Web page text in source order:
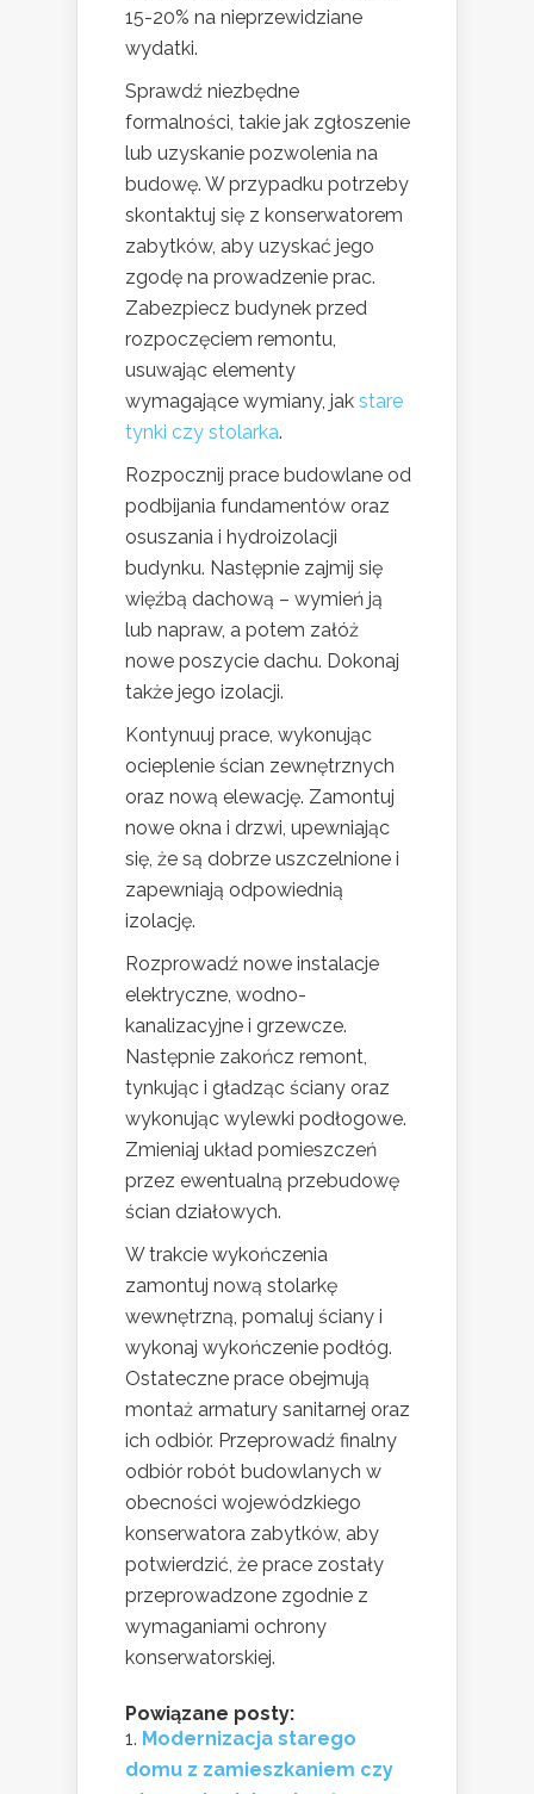
15-20% na nieprzewidziane
wydatki.
Sprawdź niezbędne
formalności, takie jak zgłoszenie
lub uzyskanie pozwolenia na
budowę. W przypadku potrzeby
skontaktuj się z konserwatorem
zabytków, aby uzyskać jego
zgodę na prowadzenie prac.
Zabezpiecz budynek przed
rozpoczęciem remontu,
usuwając elementy
wymagające wymiany, jak stare
tynki czy stolarka.
Rozpocznij prace budowlane od
podbijania fundamentów oraz
osuszania i hydroizolacji
budynku. Następnie zajmij się
więźbą dachową – wymień ją
lub napraw, a potem załóż
nowe poszycie dachu. Dokonaj
także jego izolacji.
Kontynuuj prace, wykonując
ocieplenie ścian zewnętrznych
oraz nową elewację. Zamontuj
nowe okna i drzwi, upewniając
się, że są dobrze uszczelnione i
zapewniają odpowiednią
izolację.
Rozprowadź nowe instalacje
elektryczne, wodno-
kanalizacyjne i grzewcze.
Następnie zakończ remont,
tynkując i gładząc ściany oraz
wykonując wylewki podłogowe.
Zmieniaj układ pomieszczeń
przez ewentualną przebudowę
ścian działowych.
W trakcie wykończenia
zamontuj nową stolarkę
wewnętrzną, pomaluj ściany i
wykonaj wykończenie podłóg.
Ostateczne prace obejmują
montaż armatury sanitarnej oraz
ich odbiór. Przeprowadź finalny
odbiór robót budowlanych w
obecności wojewódzkiego
konserwatora zabytków, aby
potwierdzić, że prace zostały
przeprowadzone zgodnie z
wymaganiami ochrony
konserwatorskiej.
Powiązane posty:
Modernizacja starego
domu z zamieszkaniem czy